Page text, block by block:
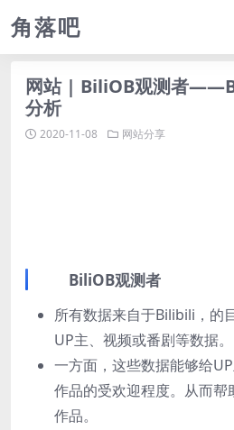
角落吧
网站 | BiliOB观测者
分析
2020-11-08 网站分享
BiliOB观测者
所有数据来自于Bilibili，的
UP主、视频或番剧等数据。
一方面，这些数据能够给
作品的受欢迎程度。从而帮
作品。